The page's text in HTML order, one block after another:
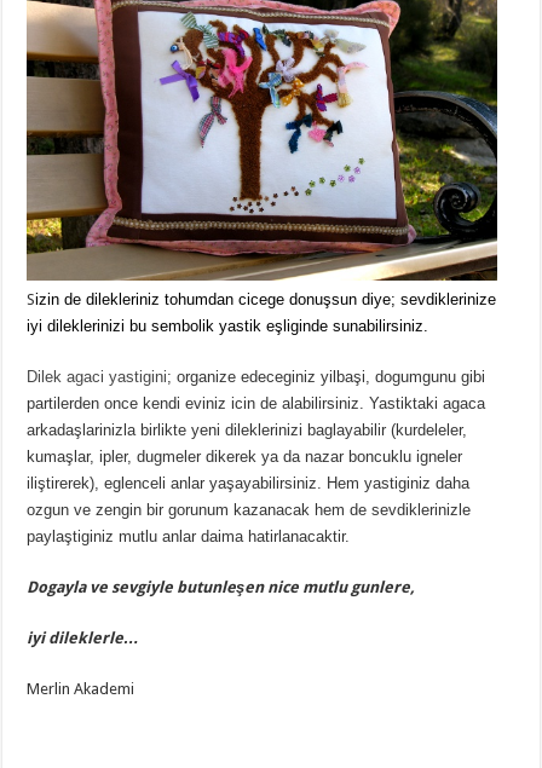
Sizin de dilekleriniz tohumdan cicege donuşsun diye; sevdiklerinize
iyi dileklerinizi bu sembolik yastik eşliginde sunabilirsiniz.
Dilek agaci yastigini; organize edeceginiz yilbaşi, dogumgunu gibi
partilerden once kendi eviniz icin de alabilirsiniz. Yastiktaki agaca
arkadaşlarinizla birlikte yeni dileklerinizi baglayabilir (kurdeleler,
kumaşlar, ipler, dugmeler dikerek ya da nazar boncuklu igneler
iliştirerek), eglenceli anlar yaşayabilirsiniz. Hem yastiginiz daha
ozgun ve zengin bir gorunum kazanacak hem de sevdiklerinizle
paylaştiginiz mutlu anlar daima hatirlanacaktir.
Dogayla ve sevgiyle butunleşen nice mutlu gunlere,
iyi dileklerle…
Merlin Akademi